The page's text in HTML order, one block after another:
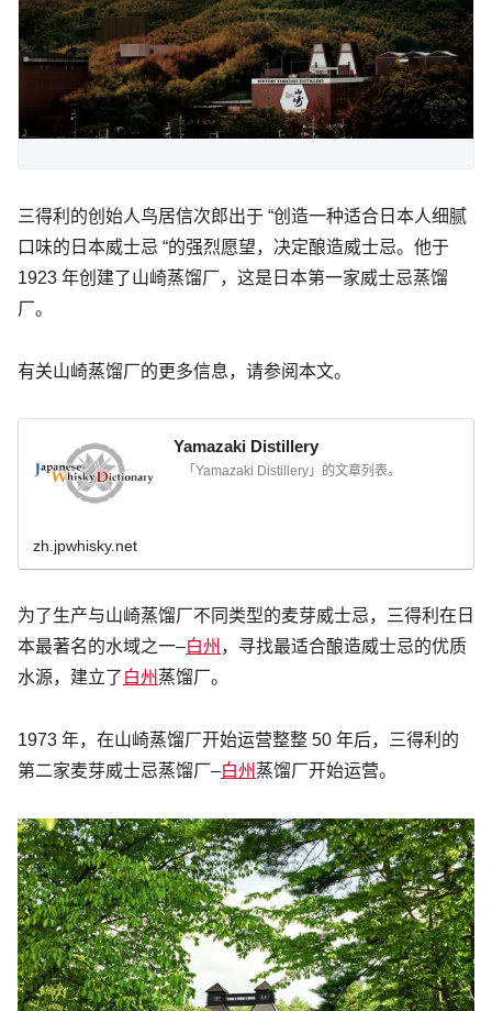
三得利的创始人鸟居信次郎出于 “创造一种适合日本人细腻
口味的日本威士忌 “的强烈愿望，决定酿造威士忌。他于
1923 年创建了山崎蒸馏厂，这是日本第一家威士忌蒸馏
厂。
有关山崎蒸馏厂的更多信息，请参阅本文。
Yamazaki Distillery
「Yamazaki Distillery」的文章列表。
zh.jpwhisky.net
为了生产与山崎蒸馏厂不同类型的麦芽威士忌，三得利在日
本最著名的水域之一–白州 ，寻找最适合酿造威士忌的优质
水源，建立了 白州 蒸馏厂。
1973 年，在山崎蒸馏厂开始运营整整 50 年后，三得利的
第二家麦芽威士忌蒸馏厂–白州 蒸馏厂开始运营。